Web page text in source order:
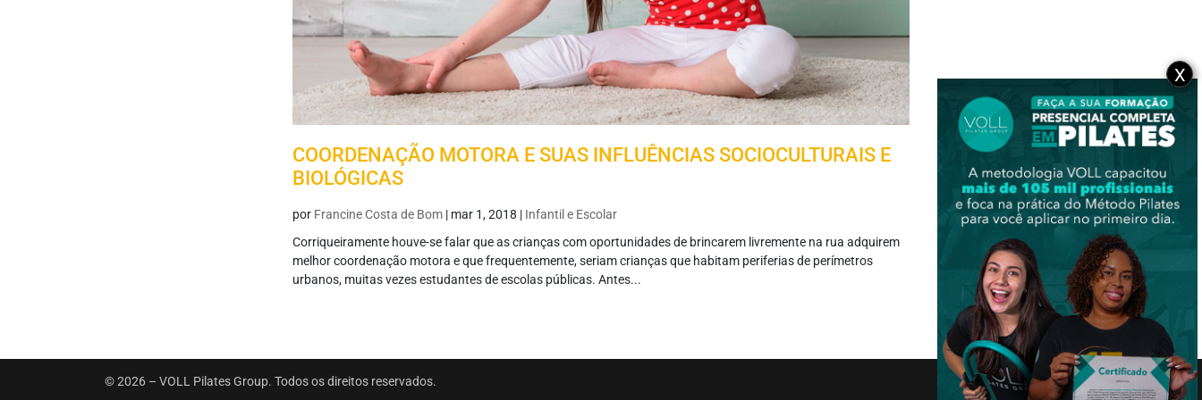
COORDENAÇÃO MOTORA E SUAS INFLUÊNCIAS SOCIOCULTURAIS E
BIOLÓGICAS
por Francine Costa de Bom | mar 1, 2018 | Infantil e Escolar
Corriqueiramente houve-se falar que as crianças com oportunidades de brincarem livremente na rua adquirem
melhor coordenação motora e que frequentemente, seriam crianças que habitam periferias de perímetros
urbanos, muitas vezes estudantes de escolas públicas. Antes...
© 2026 – VOLL Pilates Group. Todos os direitos reservados.
X